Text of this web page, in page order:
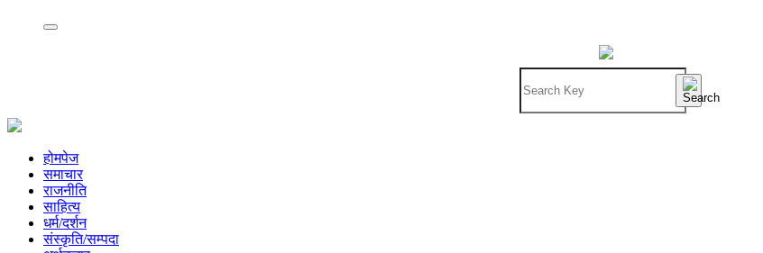
होमपेज
समाचार
राजनीति
साहित्य
धर्म/दर्शन
संस्कृति/सम्पदा